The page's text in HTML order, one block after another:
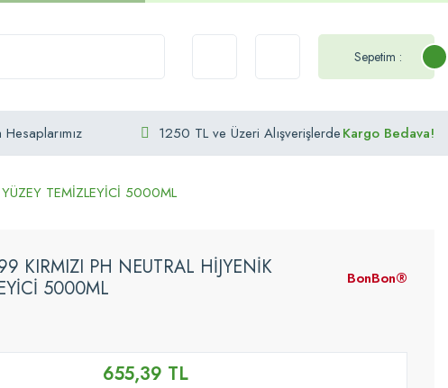
Sepetim :
Hesaplarımız 1250 TL ve Üzeri AlışverişlerdeKargo Bedava!
TEMİZLEYİCİ 5000ML
KIRMIZI PH NEUTRAL HİJYENİK
5000ML
BonBon®
655,39 TL